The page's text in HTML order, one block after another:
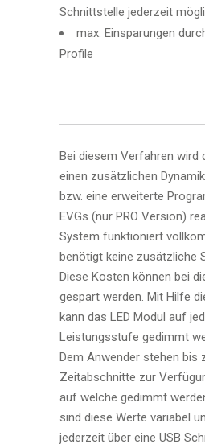
Schnittstelle jederzeit
max. Einsparungen
Profile
Bei diesem Verfahren wird
einen zusätzlichen
bzw. eine erweiterte
EVGs (nur PRO Version)
System funktioniert
benötigt keine zusätzliche
Diese Kosten können bei
gespart werden. Mit Hilfe
kann das LED Modul auf
Leistungsstufe gedimmt
Dem Anwender stehen bis
Zeitabschnitte zur
auf welche gedimmt
sind diese Werte variabel
jederzeit über eine USB